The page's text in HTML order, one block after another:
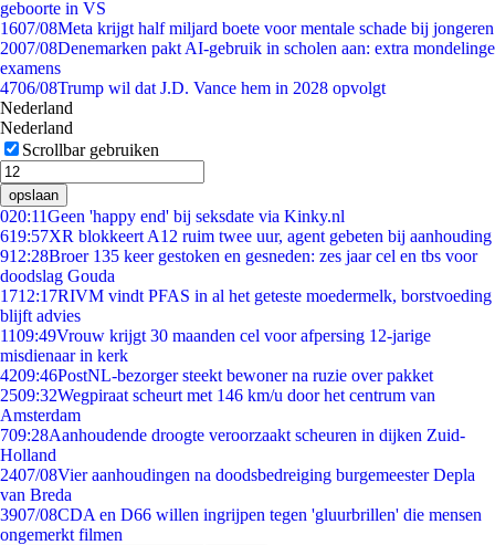
geboorte in VS
1607/08Meta krijgt half miljard boete voor mentale schade bij jongeren
2007/08Denemarken pakt AI-gebruik in scholen aan: extra mondelinge
examens
4706/08Trump wil dat J.D. Vance hem in 2028 opvolgt
Nederland
Nederland
Scrollbar gebruiken
opslaan
020:11Geen 'happy end' bij seksdate via Kinky.nl
619:57XR blokkeert A12 ruim twee uur, agent gebeten bij aanhouding
912:28Broer 135 keer gestoken en gesneden: zes jaar cel en tbs voor
doodslag Gouda
1712:17RIVM vindt PFAS in al het geteste moedermelk, borstvoeding
blijft advies
1109:49Vrouw krijgt 30 maanden cel voor afpersing 12-jarige
misdienaar in kerk
4209:46PostNL-bezorger steekt bewoner na ruzie over pakket
2509:32Wegpiraat scheurt met 146 km/u door het centrum van
Amsterdam
709:28Aanhoudende droogte veroorzaakt scheuren in dijken Zuid-
Holland
2407/08Vier aanhoudingen na doodsbedreiging burgemeester Depla
van Breda
3907/08CDA en D66 willen ingrijpen tegen 'gluurbrillen' die mensen
ongemerkt filmen